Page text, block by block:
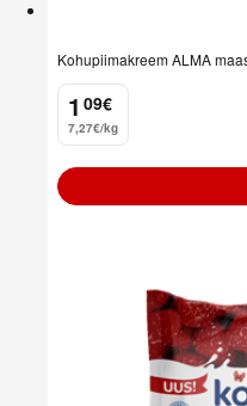
Kohupiimakreem ALMA
1
. 09€
7,27€/kg